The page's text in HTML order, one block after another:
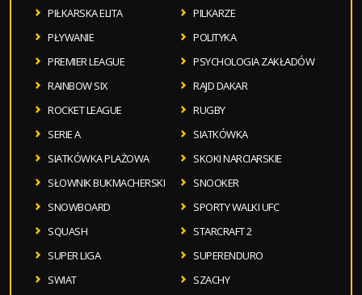
PIŁKARSKA ELITA
PILKARZE
PŁYWANIE
POLITYKA
PREMIER LEAGUE
PSYCHOLOGIA ZAKŁADÓW
RAINBOW SIX
RAJD DAKAR
ROCKET LEAGUE
RUGBY
SERIE A
SIATKÓWKA
SIATKÓWKA PLAŻOWA
SKOKI NARCIARSKIE
SŁOWNIK BUKMACHERSKI
SNOOKER
SNOWBOARD
SPORTY WALKI UFC
SQUASH
STARCRAFT 2
SUPER LIGA
SUPERENDURO
SWIAT
SZACHY